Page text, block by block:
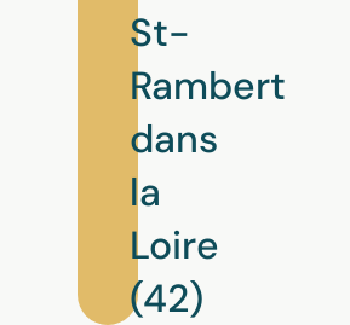
St-
Rambert
dans
la
Loire
(42)